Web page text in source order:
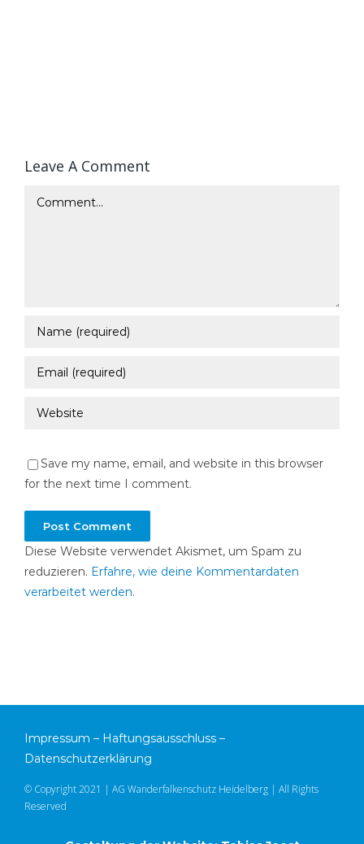
Leave A Comment
Comment
Save my name, email, and website in this browser
for the next time I comment.
Diese Website verwendet Akismet, um Spam zu
reduzieren. Erfahre, wie deine Kommentardaten
verarbeitet werden.
Impressum – Haftungsausschluss –
Datenschutzerklärung
© Copyright 2021 | AG Wanderfalkenschutz Heidelberg | All Rights
Reserved